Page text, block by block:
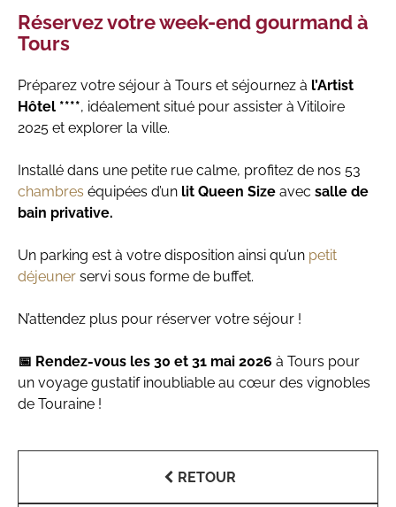
Réservez votre week-end gourmand à
Tours
Préparez votre séjour à Tours et séjournez à l’Artist
Hôtel ****, idéalement situé pour assister à Vitiloire
2025 et explorer la ville.
Installé dans une petite rue calme, profitez de nos 53
chambres équipées d’un lit Queen Size avec salle de
bain privative.
Un parking est à votre disposition ainsi qu’un petit
déjeuner servi sous forme de buffet.
N’attendez plus pour réserver votre séjour !
📅 Rendez-vous les 30 et 31 mai 2026 à Tours pour
un voyage gustatif inoubliable au cœur des vignobles
de Touraine !
RETOUR